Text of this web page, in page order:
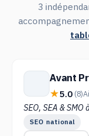
3
Avant
5.0 (8)
SEO, SEA &
SEO national